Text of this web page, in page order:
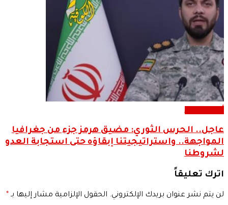
عاجل.. الحرس الثوري: مضيق هرمز جزء من جغرافيا
المواجهة.. واستراتيجيتنا إبقاؤه حتى استجابة العدو
لشروطنا
اترك تعليقاً
لن يتم نشر عنوان بريدك الإلكتروني. الحقول الإلزامية مشار إليها بـ *